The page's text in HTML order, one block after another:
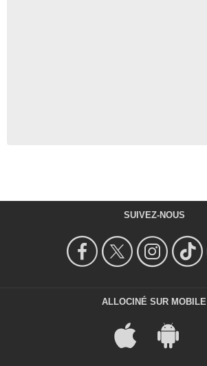
SUIVEZ-NOUS
ALLOCINÉ SUR MOBILE